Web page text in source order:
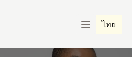
ไทย